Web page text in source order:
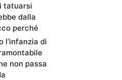
tatuarsi
dalla
perché
l’infanzia di
non passa